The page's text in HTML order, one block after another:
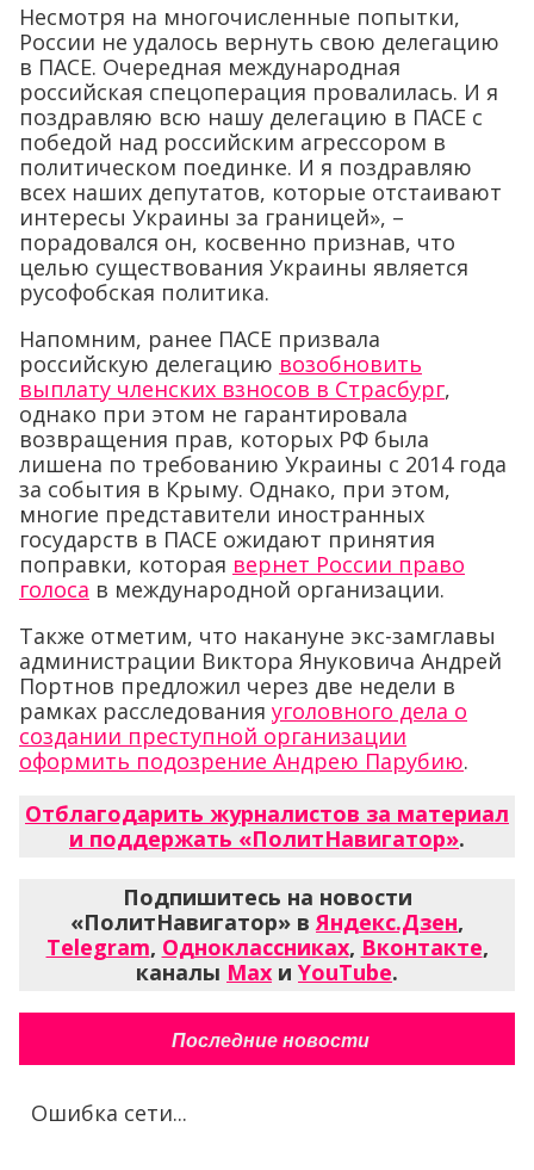
Несмотря на многочисленные попытки,
России не удалось вернуть свою делегацию
в ПАСЕ. Очередная международная
российская спецоперация провалилась. И я
поздравляю всю нашу делегацию в ПАСЕ с
победой над российским агрессором в
политическом поединке. И я поздравляю
всех наших депутатов, которые отстаивают
интересы Украины за границей», –
порадовался он, косвенно признав, что
целью существования Украины является
русофобская политика.
Напомним, ранее ПАСЕ призвала
российскую делегацию возобновить
выплату членских взносов в Страсбург,
однако при этом не гарантировала
возвращения прав, которых РФ была
лишена по требованию Украины с 2014 года
за события в Крыму. Однако, при этом,
многие представители иностранных
государств в ПАСЕ ожидают принятия
поправки, которая вернет России право
голоса в международной организации.
Также отметим, что накануне экс-замглавы
администрации Виктора Януковича Андрей
Портнов предложил через две недели в
рамках расследования уголовного дела о
создании преступной организации
оформить подозрение Андрею Парубию.
Отблагодарить журналистов за материал
и поддержать «ПолитНавигатор».
Подпишитесь на новости
«ПолитНавигатор» в Яндекс.Дзен,
Telegram, Одноклассниках, Вконтакте,
каналы Max и YouTube.
Последние новости
Ошибка сети...